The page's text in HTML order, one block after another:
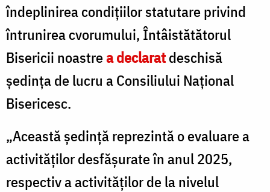
îndeplinirea condițiilor statutare privind
întrunirea cvorumului, Întâistătătorul
Bisericii noastrea declaratdeschisă
ședința de lucru a Consiliului Național
Bisericesc.
„Această ședință reprezintă o evaluare a
activităților desfășurate în anul 2025,
respectiv a activităților de la nivelul